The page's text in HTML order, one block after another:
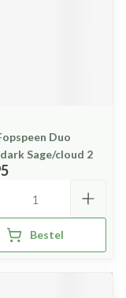
Duo
Sage/cloud 2
Bestel